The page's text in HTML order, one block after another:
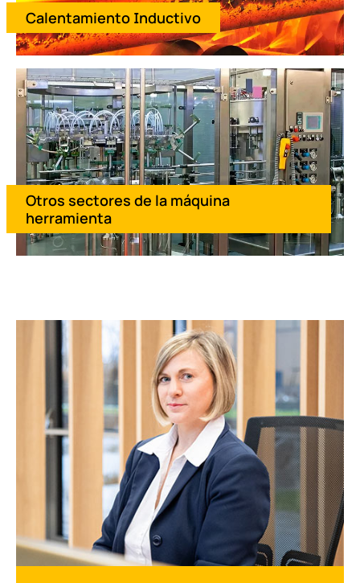
Calentamiento Inductivo
Otros sectores de la máquina
herramienta